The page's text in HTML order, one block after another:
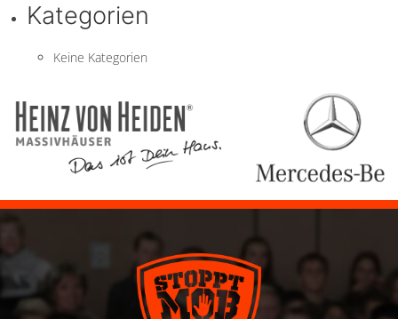
Kategorien
Keine Kategorien